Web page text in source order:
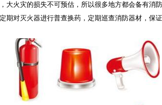
大火灾的损失不可预估，所以很多地方都会备有
对灭火器进行普查换药，定期巡查消防器材，保